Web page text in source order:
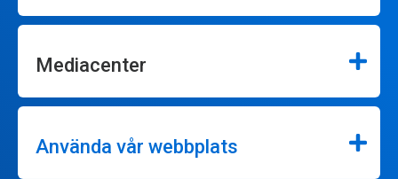
Mediacenter
Använda vår webbplats